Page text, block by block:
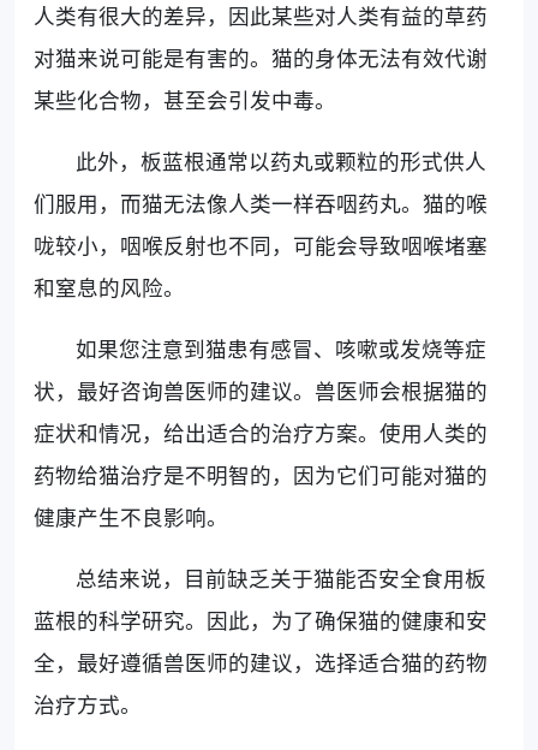
人类有很大的差异，因此某些对人类有益的草药
对猫来说可能是有害的。猫的身体无法有效代谢
某些化合物，甚至会引发中毒。
此外，板蓝根通常以药丸或颗粒的形式供人
们服用，而猫无法像人类一样吞咽药丸。猫的喉
咙较小，咽喉反射也不同，可能会导致咽喉堵塞
和窒息的风险。
如果您注意到猫患有感冒、咳嗽或发烧等症
状，最好咨询兽医师的建议。兽医师会根据猫的
症状和情况，给出适合的治疗方案。使用人类的
药物给猫治疗是不明智的，因为它们可能对猫的
健康产生不良影响。
总结来说，目前缺乏关于猫能否安全食用板
蓝根的科学研究。因此，为了确保猫的健康和安
全，最好遵循兽医师的建议，选择适合猫的药物
治疗方式。